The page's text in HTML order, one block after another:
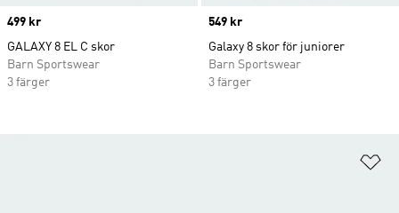
Price
499 kr
GALAXY 8 EL C skor
Barn Sportswear
3 färger
Price
549 kr
Galaxy 8 skor för juniorer
Barn Sportswear
3 färger